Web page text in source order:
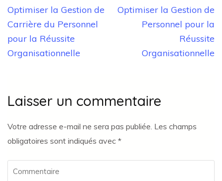
Navigation
de
l’article
Optimiser la Gestion de
Carrière du Personnel
pour la Réussite
Organisationnelle
Optimiser la Gestion de
Personnel pour la
Réussite
Organisationnelle
Laisser un commentaire
Votre adresse e-mail ne sera pas publiée. Les champs
obligatoires sont indiqués avec *
Commentaire